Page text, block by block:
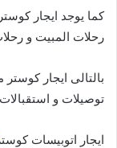
كما يوجد ايجار
رحلات المبيت و
بالتالى ايجار
توصيلات و
ايجار اتوبيسات